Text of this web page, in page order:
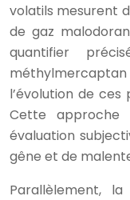
volatils mesurent
de gaz
quantifier
l’évolution de
Cette approche
évaluation
gêne et de
Parallèlement,